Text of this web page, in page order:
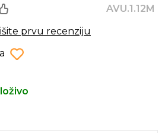
AVU.1.12M
prvu recenziju